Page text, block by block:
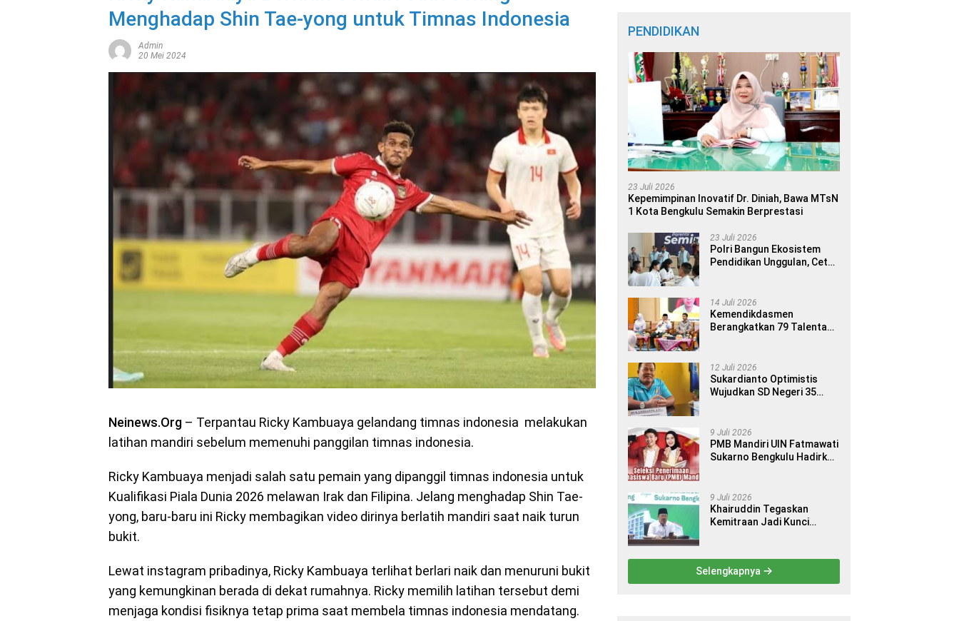
Menghadap Shin Tae-yong untuk Timnas Indonesia
Admin
20 Mei 2024
Neinews.Org – Terpantau Ricky Kambuaya gelandang timnas indonesia melakukan
latihan mandiri sebelum memenuhi panggilan timnas indonesia.
Ricky Kambuaya menjadi salah satu pemain yang dipanggil timnas indonesia untuk
Kualifikasi Piala Dunia 2026 melawan Irak dan Filipina. Jelang menghadap Shin Tae-
yong, baru-baru ini Ricky membagikan video dirinya berlatih mandiri saat naik turun
bukit.
Lewat instagram pribadinya, Ricky Kambuaya terlihat berlari naik dan menuruni bukit
yang kemungkinan berada di dekat rumahnya. Ricky memilih latihan tersebut demi
menjaga kondisi fisiknya tetap prima saat membela timnas indonesia mendatang.
PENDIDIKAN
23 Juli 2026
Kepemimpinan Inovatif Dr. Diniah, Bawa MTsN
1 Kota Bengkulu Semakin Berprestasi
23 Juli 2026
Polri Bangun Ekosistem
Pendidikan Unggulan, Cetak
14 Juli 2026
Kemendikdasmen
Berangkatkan 79 Talenta
12 Juli 2026
Sukardianto Optimistis
Wujudkan SD Negeri 35
Berdaya Saing
9 Juli 2026
PMB Mandiri UIN Fatmawati
Sukarno Bengkulu Hadirkan
9 Juli 2026
Khairuddin Tegaskan
Kemitraan Jadi Kunci
Selengkapnya